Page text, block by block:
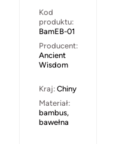
Kod
produktu:
BamEB-01
Producent:
Ancient
Wisdom
Kraj: Chiny
Materiał:
bambus,
bawełna